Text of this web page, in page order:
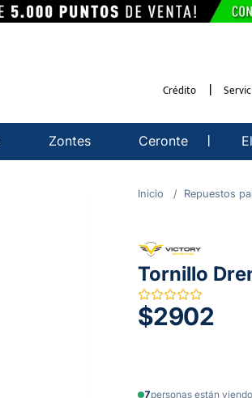
Crédito
Zontes Ceronte
Repuestos
Tornillo
$2902
7personas están